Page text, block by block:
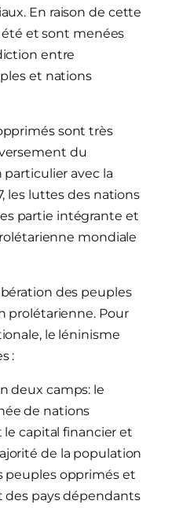
En raison de cette
et sont menées
entre
et nations
sont très
du
avec la
les luttes des nations
partie intégrante et
mondiale
des peuples
prolétarienne. Pour
le léninisme
:
deux camps: le
de nations
capital financier et
de la population
peuples opprimés et
des pays dépendants